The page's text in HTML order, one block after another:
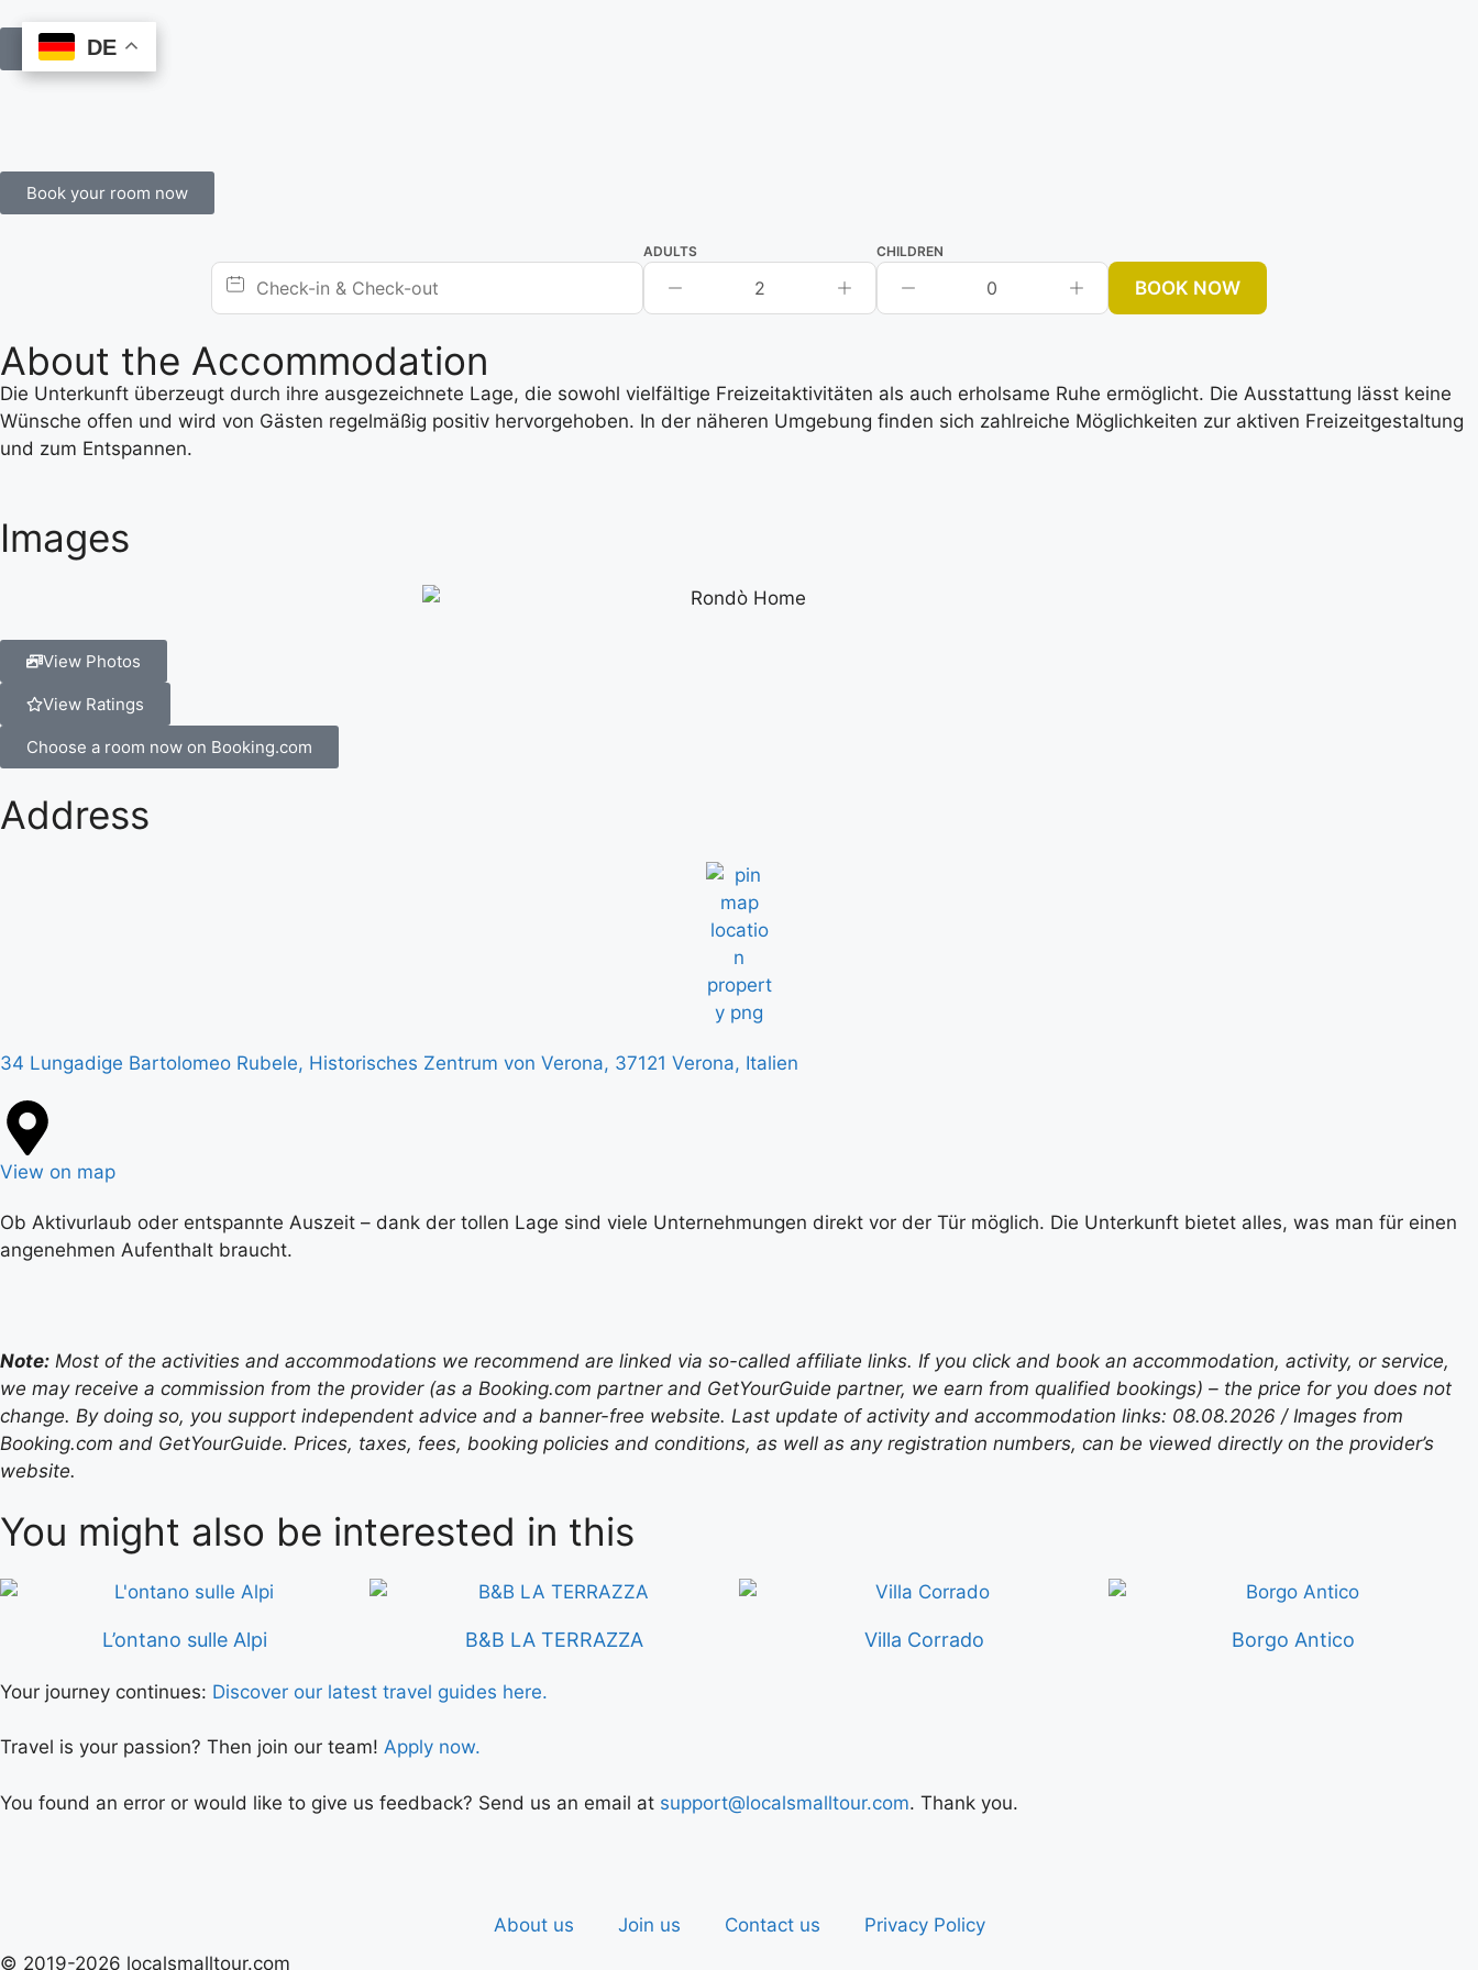
Book Online
Book your room now
ADULTS
2
CHILDREN
0 BOOK NOW
About the Accommodation
Die Unterkunft überzeugt durch ihre ausgezeichnete Lage, die sowohl vielfältige Freizeitaktivitäten als auch erholsame Ruhe ermöglicht. Die Ausstattung lässt keine
Wünsche offen und wird von Gästen regelmäßig positiv hervorgehoben. In der näheren Umgebung finden sich zahlreiche Möglichkeiten zur aktiven Freizeitgestaltung
und zum Entspannen.
Images
View Photos
View Ratings
Choose a room now on Booking.com
Address
34 Lungadige Bartolomeo Rubele, Historisches Zentrum von Verona, 37121 Verona, Italien
View on map
Ob Aktivurlaub oder entspannte Auszeit – dank der tollen Lage sind viele Unternehmungen direkt vor der Tür möglich. Die Unterkunft bietet alles, was man für einen
angenehmen Aufenthalt braucht.
Note: Most of the activities and accommodations we recommend are linked via so-called affiliate links. If you click and book an accommodation, activity, or service,
we may receive a commission from the provider (as a Booking.com partner and GetYourGuide partner, we earn from qualified bookings) – the price for you does not
change. By doing so, you support independent advice and a banner-free website. Last update of activity and accommodation links: 08.08.2026 / Images from
Booking.com and GetYourGuide. Prices, taxes, fees, booking policies and conditions, as well as any registration numbers, can be viewed directly on the provider’s
website.
You might also be interested in this
L’ontano sulle Alpi B&B LA TERRAZZA Villa Corrado Borgo Antico
Your journey continues: Discover our latest travel guides here.
Travel is your passion? Then join our team! Apply now.
You found an error or would like to give us feedback? Send us an email at support@localsmalltour.com. Thank you.
DE
About us Join us Contact us
Privacy Policy
© 2019-2026 localsmalltour.com
DE